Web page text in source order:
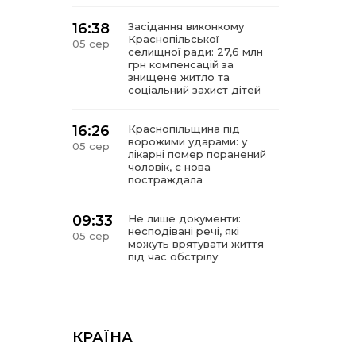
16:38
05 сер
Засідання виконкому
Краснопільської
селищної ради: 27,6 млн
грн компенсацій за
знищене житло та
соціальний захист дітей
16:26
05 сер
Краснопільщина під
ворожими ударами: у
лікарні помер поранений
чоловік, є нова
постраждала
09:33
05 сер
Не лише документи:
несподівані речі, які
можуть врятувати життя
під час обстрілу
КРАЇНА